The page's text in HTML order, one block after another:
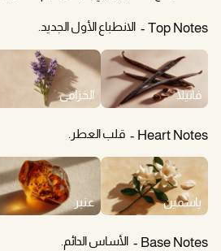
Top Notes الانطباع الأول الجديد.
فانيلا الخزامى
Heart Notes قلب العطر.
ياسمين عنبر
Base Notes الأساس الدائم.